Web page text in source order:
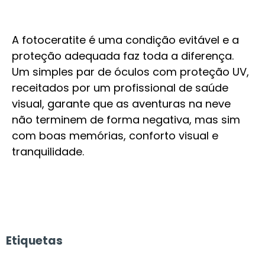
A fotoceratite é uma condição evitável e a
proteção adequada faz toda a diferença.
Um simples par de óculos com proteção UV,
receitados por um profissional de saúde
visual, garante que as aventuras na neve
não terminem de forma negativa, mas sim
com boas memórias, conforto visual e
tranquilidade.
Etiquetas